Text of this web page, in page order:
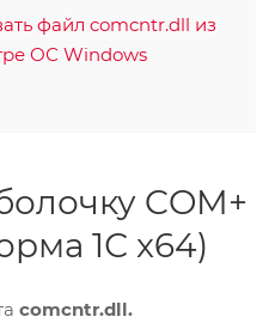
файл comcntr.dll из
ОС Windows
COM+
1С x64)
comcntr.dll.